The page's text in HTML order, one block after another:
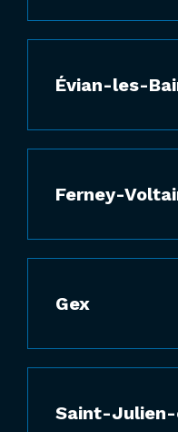
Évian-les-
Ferney-
Gex
Saint-Julien-